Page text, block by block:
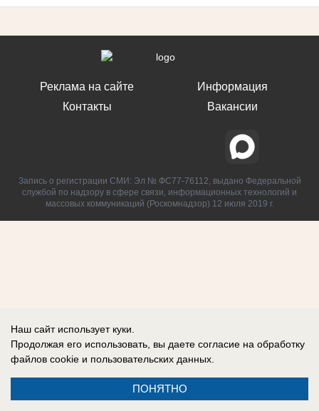
Реклама на сайте
Контакты
Информация
Вакансии
Запись о регистрации СМИ: Эл № ФС77-76112, выдано Федеральной
службой по надзору в сфере связи, информационных технологий и
массовых коммуникаций (Роскомнадзор) 12 июля 2019 г.
Наш сайт использует куки.
Продолжая его использовать, вы даете согласие на обработку
файлов cookie и пользовательских данных.
ПОНЯТНО